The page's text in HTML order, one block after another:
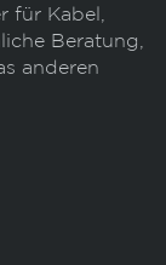
für Kabel,
Beratung,
anderen